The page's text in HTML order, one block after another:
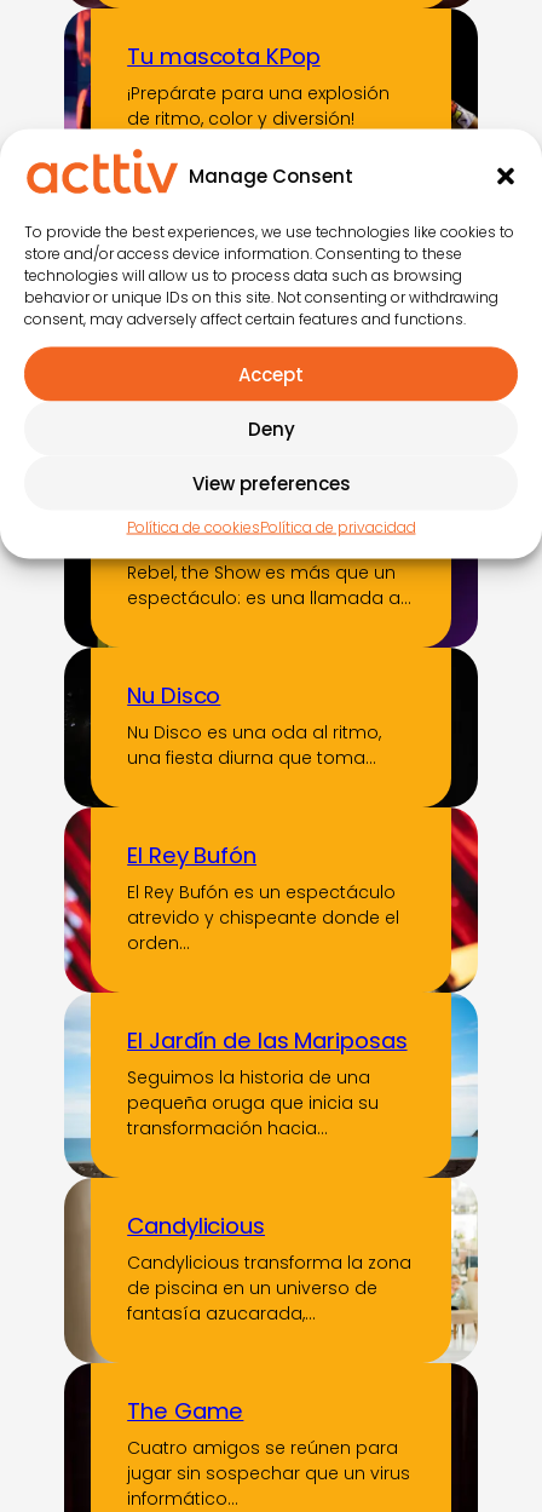
Manage Consent
To provide the best experiences, we use technologies like cookies to
store and/or access device information. Consenting to these
technologies will allow us to process data such as browsing
behavior or unique IDs on this site. Not consenting or withdrawing
consent, may adversely affect certain features and functions.
Accept
Deny
View preferences
Política de cookiesPolítica de privacidad
Tu mascota KPop
¡Prepárate para una explosión
de ritmo, color y diversión!
Combina circo y animación en
un entorno inmersivo al aire libre
te sumerge en el alma de las…
Rebel, The Show
Rebel, the Show es más que un
espectáculo: es una llamada a…
Nu Disco
Nu Disco es una oda al ritmo,
una fiesta diurna que toma…
El Rey Bufón
El Rey Bufón es un espectáculo
atrevido y chispeante donde el
orden…
El Jardín de las Mariposas
Seguimos la historia de una
pequeña oruga que inicia su
transformación hacia…
Candylicious
Candylicious transforma la zona
de piscina en un universo de
fantasía azucarada,…
The Game
Cuatro amigos se reúnen para
jugar sin sospechar que un virus
informático…